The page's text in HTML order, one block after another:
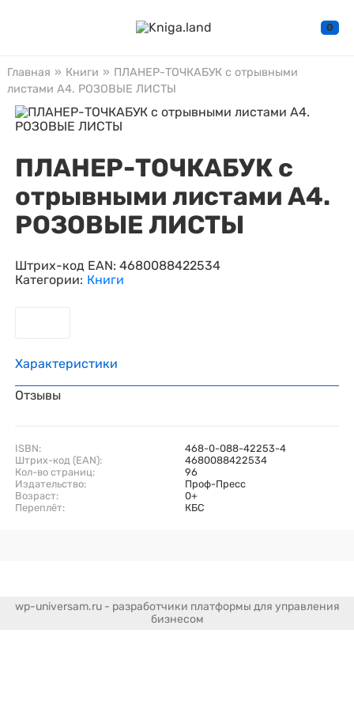
0
Главная » Книги » ПЛАНЕР-ТОЧКАБУК с отрывными
листами А4. РОЗОВЫЕ ЛИСТЫ
ПЛАНЕР-ТОЧКАБУК с
отрывными листами А4.
РОЗОВЫЕ ЛИСТЫ
Штрих-код EAN: 4680088422534
Категории: Книги
Характеристики
Отзывы
ISBN:
468-0-088-42253-4
Штрих-код (EAN):
4680088422534
Кол-во страниц:
96
Издательство:
Проф-Пресс
Возраст:
0+
Переплёт:
КБС
wp-universam.ru - разработчики платформы для управления
бизнесом